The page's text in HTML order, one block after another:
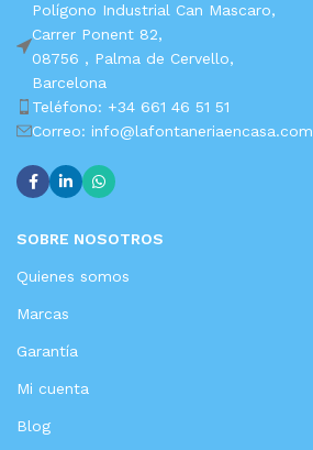
Polígono Industrial Can Mascaro,
Carrer Ponent 82,
08756 , Palma de Cervello,
Barcelona
Teléfono: +34 661 46 51 51
Correo: info@lafontaneriaencasa.com
SOBRE NOSOTROS
Quienes somos
Marcas
Garantía
Mi cuenta
Blog